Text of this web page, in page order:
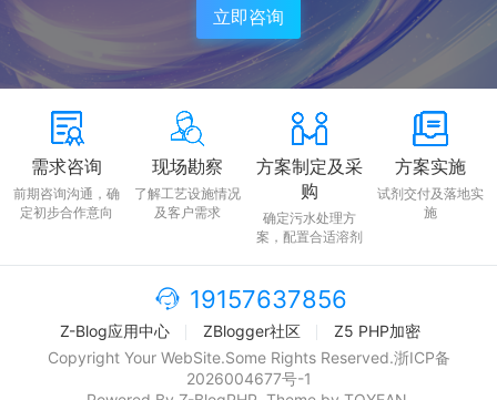
立即咨询
需求咨询
前期咨询沟通，确
定初步合作意向
现场勘察
了解工艺设施情况
及客户需求
方案制定及采
购
确定污水处理方
案，配置合适溶剂
方案实施
试剂交付及落地实
施
19157637856
Z-Blog应用中心 ZBlogger社区
Z5 PHP加密
Copyright Your WebSite.Some Rights Reserved.浙ICP备
2026004677号-1